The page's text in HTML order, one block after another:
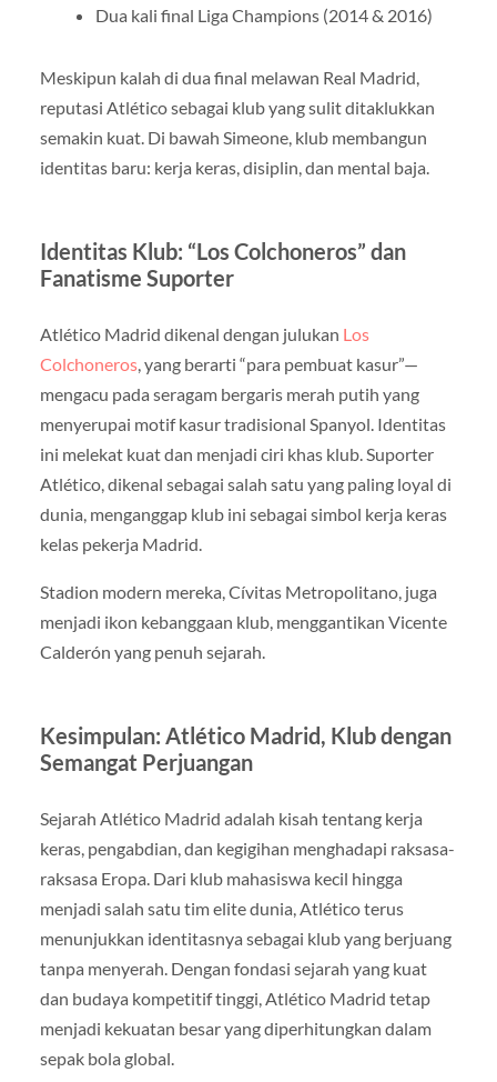
Dua kali final Liga Champions (2014 & 2016)
Meskipun kalah di dua final melawan Real Madrid,
reputasi Atlético sebagai klub yang sulit ditaklukkan
semakin kuat. Di bawah Simeone, klub membangun
identitas baru: kerja keras, disiplin, dan mental baja.
Identitas Klub: “Los Colchoneros” dan
Fanatisme Suporter
Atlético Madrid dikenal dengan julukan Los
Colchoneros, yang berarti “para pembuat kasur”—
mengacu pada seragam bergaris merah putih yang
menyerupai motif kasur tradisional Spanyol. Identitas
ini melekat kuat dan menjadi ciri khas klub. Suporter
Atlético, dikenal sebagai salah satu yang paling loyal di
dunia, menganggap klub ini sebagai simbol kerja keras
kelas pekerja Madrid.
Stadion modern mereka, Cívitas Metropolitano, juga
menjadi ikon kebanggaan klub, menggantikan Vicente
Calderón yang penuh sejarah.
Kesimpulan: Atlético Madrid, Klub dengan
Semangat Perjuangan
Sejarah Atlético Madrid adalah kisah tentang kerja
keras, pengabdian, dan kegigihan menghadapi raksasa-
raksasa Eropa. Dari klub mahasiswa kecil hingga
menjadi salah satu tim elite dunia, Atlético terus
menunjukkan identitasnya sebagai klub yang berjuang
tanpa menyerah. Dengan fondasi sejarah yang kuat
dan budaya kompetitif tinggi, Atlético Madrid tetap
menjadi kekuatan besar yang diperhitungkan dalam
sepak bola global.